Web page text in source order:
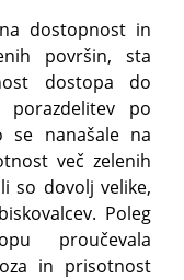
dostopnost in
površin, sta
dostopa do
po
se nanašale na
več zelenih
so dovolj velike,
Poleg
proučevala
in prisotnost